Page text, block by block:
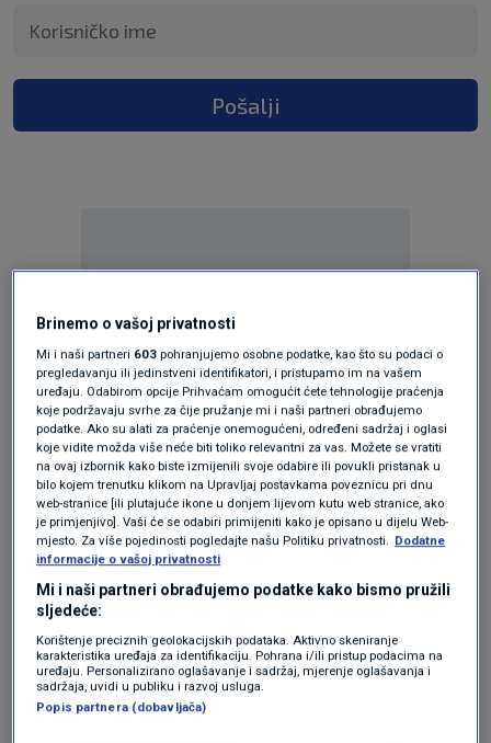
Pošalji
Oglas
Brinemo o vašoj privatnosti
Mi i naši partneri 603 pohranjujemo osobne podatke, kao što su podaci o
pregledavanju ili jedinstveni identifikatori, i pristupamo im na vašem
uređaju. Odabirom opcije Prihvaćam omogućit ćete tehnologije praćenja
koje podržavaju svrhe za čije pružanje mi i naši partneri obrađujemo
podatke. Ako su alati za praćenje onemogućeni, određeni sadržaj i oglasi
koje vidite možda više neće biti toliko relevantni za vas. Možete se vratiti
na ovaj izbornik kako biste izmijenili svoje odabire ili povukli pristanak u
bilo kojem trenutku klikom na Upravljaj postavkama poveznicu pri dnu
web-stranice [ili plutajuće ikone u donjem lijevom kutu web stranice, ako
je primjenjivo]. Vaši će se odabiri primijeniti kako je opisano u dijelu Web-
mjesto. Za više pojedinosti pogledajte našu Politiku privatnosti. Dodatne
informacije o vašoj privatnosti
Mi i naši partneri obrađujemo podatke kako bismo pružili
sljedeće:
Korištenje preciznih geolokacijskih podataka. Aktivno skeniranje
karakteristika uređaja za identifikaciju. Pohrana i/ili pristup podacima na
uređaju. Personalizirano oglašavanje i sadržaj, mjerenje oglašavanja i
sadržaja, uvidi u publiku i razvoj usluga.
Popis partnera (dobavljača)